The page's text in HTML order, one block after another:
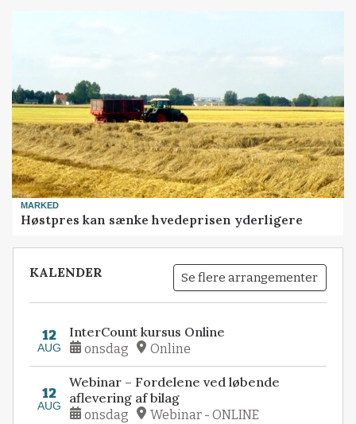
MARKED
Høstpres kan sænke hvedeprisen yderligere
KALENDER Se flere arrangementer
12
AUG
InterCount kursus Online
onsdag Online
12
AUG
Webinar – Fordelene ved løbende
aflevering af bilag
onsdag Webinar - ONLINE